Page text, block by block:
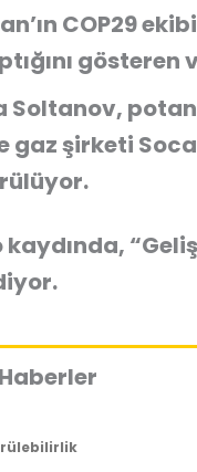
COP29
Soltanov,
şirketi